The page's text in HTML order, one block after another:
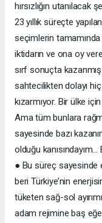
hırsızlığın utanılacak
23 yıllık süreçte yapılan
seçimlerin tamamında
iktidarın ve ona oy
sırf sonuçta kazanmış
sahtecilikten dolayı
kızarmıyor. Bir ülke
Ama tüm bunlara
sayesinde bazı
olduğu
● Bu süreç sayesinde
beri Türkiye’nin
tüketen sağ-sol
adam rejimine baş